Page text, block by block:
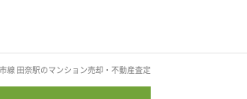
線 田奈駅のマンション売却・不動産査定